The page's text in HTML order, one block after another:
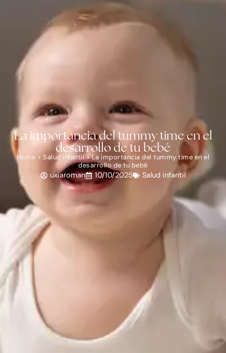
La importancia del tummy time en el
desarrollo de tu bebé
Home >Salud infantil>La importancia del tummy time en el
desarrollo de tu bebé
uxiaroman 10/10/2025 Salud infantil